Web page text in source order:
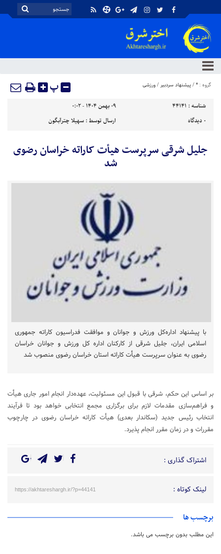
گروه : *
/پیشنهاد سردبیر/ورزشی پ
شناسه : 44141
۰۹ بهمن ۱۴۰۴ - ۰:۰۲
۰ دیدگاه ارسال توسط :سهیلا چترآبگون
جلیل شرقی سرپرست هیأت کاراته خراسان رضوی
شد
با پیشنهاد اداره‌کل ورزش و جوانان و موافقت فدراسیون کاراته جمهوری
اسلامی ایران، جلیل شرقی از کارکنان اداره کل ورزش و جوانان خراسان
رضوی به عنوان سرپرست هیأت کاراته استان خراسان رضوی منصوب شد
بر اساس این حکم، شرقی با قبول این مسئولیت، عهده‌دار انجام امور جاری هیأت
و فراهم‌سازی مقدمات لازم برای برگزاری مجمع انتخابی خواهد بود تا فرآیند
انتخاب رئیس جدید (سکاندار بعدی) هیأت کاراته خراسان رضوی در چارچوب
مقررات و در زمان مقرر انجام پذیرد.
اشتراک گذاری :
لینک کوتاه : https://akhtareshargh.ir/?p=44141
برچسب ها
این مطلب بدون برچسب می باشد.